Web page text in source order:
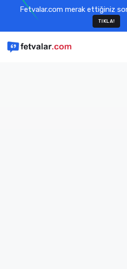
Fetvalar.com merak ettiğiniz
TIKLA!